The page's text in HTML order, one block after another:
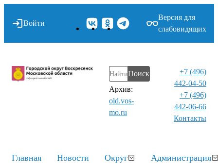
Войти
Версия для
слабовидящих
Поиск
Архив:
old.vos-
mo.ru
+7 (496)
442-04-50
+7 (496)
442-06-66
Контакты⁠
Главная Новости Округ Администрация